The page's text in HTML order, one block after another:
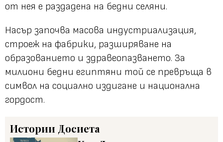
от нея е раздадена на бедни селяни.
Насър започва масова индустриализация,
строеж на фабрики, разширяване на
образованието и здравеопазването. За
милиони бедни египтяни той се превръща в
символ на социално издигане и национална
гордост.
Истории Досиета